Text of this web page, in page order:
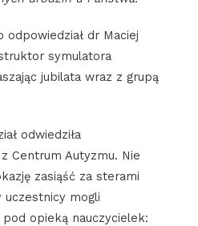
odpowiedział dr Maciej
symulatora
jubilata wraz z grupą
odwiedziła
Centrum Autyzmu. Nie
zasiąść za sterami
mogli
opieką nauczycielek: